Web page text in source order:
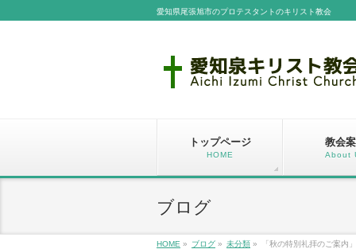
愛知県尾張旭市のプロテスタントのキリスト教会
トップページ
HOME
教会
About
ブログ
HOME » ブログ » 未分類 » 「秋の特別礼拝のご案内」